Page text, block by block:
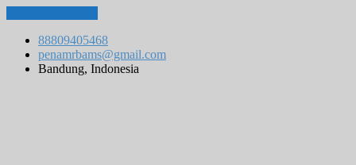
88809405468
penamrbams@gmail.com
Bandung, Indonesia